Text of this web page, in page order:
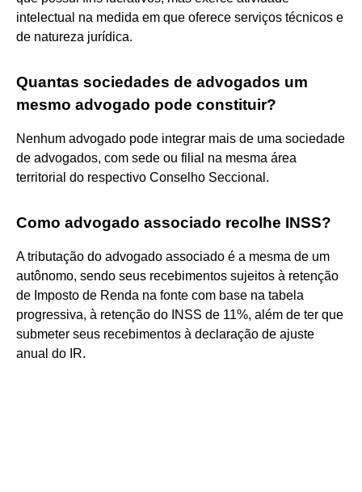
intelectual na medida em que oferece serviços técnicos e
de natureza jurídica.
Quantas sociedades de advogados um
mesmo advogado pode constituir?
Nenhum advogado pode integrar mais de uma sociedade
de advogados, com sede ou filial na mesma área
territorial do respectivo Conselho Seccional.
Como advogado associado recolhe INSS?
A tributação do advogado associado é a mesma de um
autônomo, sendo seus recebimentos sujeitos à retenção
de Imposto de Renda na fonte com base na tabela
progressiva, à retenção do INSS de 11%, além de ter que
submeter seus recebimentos à declaração de ajuste
anual do IR.